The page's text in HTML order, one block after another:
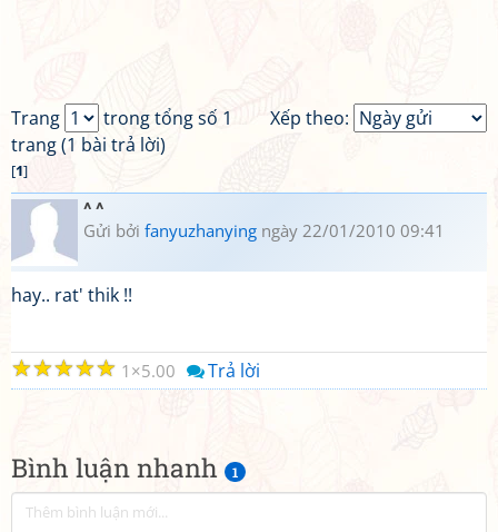
Bình luận nhanh 1
Xếp theo:
Trang
trong tổng số 1
trang (1 bài trả lời)
[1]
^ ^
Gửi bởi fanyuzhanying ngày 22/01/2010 09:41
hay.. rat' thik !!
☆
☆
☆
☆
☆ 1 5.00 Trả lời